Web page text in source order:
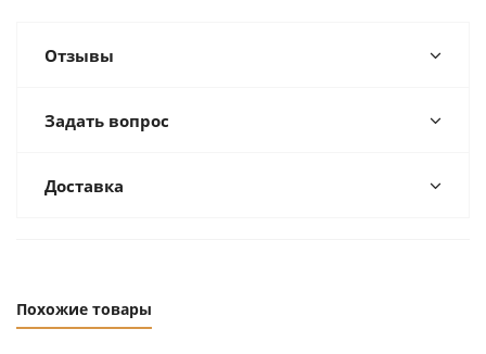
Отзывы
Задать вопрос
Доставка
Похожие товары